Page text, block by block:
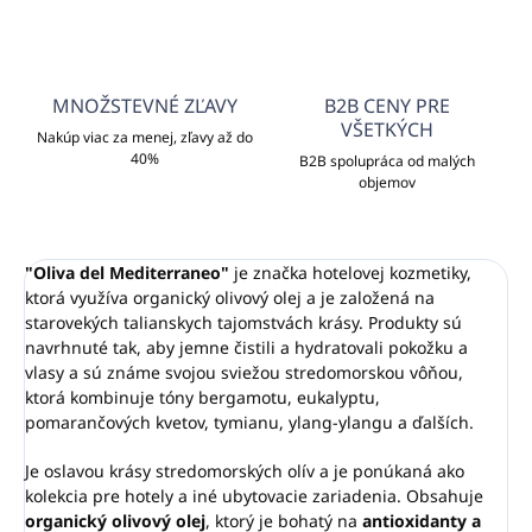
MNOŽSTEVNÉ ZĽAVY
Nakúp viac za menej, zľavy až do
40%
B2B CENY PRE
VŠETKÝCH
B2B spolupráca od malých
objemov
"Oliva del Mediterraneo" je značka hotelovej kozmetiky,
ktorá využíva organický olivový olej a je založená na
starovekých talianskych tajomstvách krásy. Produkty sú
navrhnuté tak, aby jemne čistili a hydratovali pokožku a
vlasy a sú známe svojou sviežou stredomorskou vôňou,
ktorá kombinuje tóny bergamotu, eukalyptu,
pomarančových kvetov, tymianu, ylang-ylangu a ďalších.
Je oslavou krásy stredomorských olív a je ponúkaná ako
kolekcia pre hotely a iné ubytovacie zariadenia. Obsahuje
organický olivový olej, ktorý je bohatý na antioxidanty a